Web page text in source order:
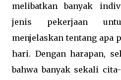
melibatkan banyak
jenis pekerjaan
menjelaskan tentang apa
hari. Dengan harapan,
bahwa banyak sekali